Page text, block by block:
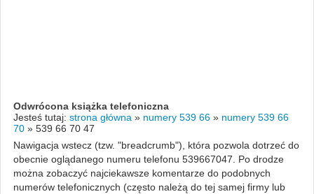
Odwrócona książka telefoniczna
Jesteś tutaj: strona główna » numery 539 66 » numery 539 66
70 » 539 66 70 47
Nawigacja wstecz (tzw. "breadcrumb"), która pozwola dotrzeć do
obecnie oglądanego numeru telefonu 539667047. Po drodze
można zobaczyć najciekawsze komentarze do podobnych
numerów telefonicznych (często należą do tej samej firmy lub